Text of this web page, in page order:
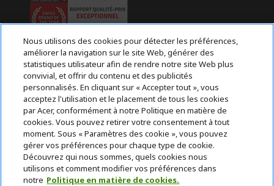
Retour & rétractation
Rétractation du contrat
Livraison
Gratuite
Accompagnement
avant et après-
vente
Paiement
Sécurisé
Nous utilisons des cookies pour détecter les préférences,
améliorer la navigation sur le site Web, générer des
statistiques utilisateur afin de rendre notre site Web plus
convivial, et offrir du contenu et des publicités
personnalisés. En cliquant sur « Accepter tout », vous
acceptez l'utilisation et le placement de tous les cookies
par Acer, conformément à notre Politique en matière de
cookies. Vous pouvez retirer votre consentement à tout
moment. Sous « Paramètres des cookie », vous pouvez
gérer vos préférences pour chaque type de cookie.
Découvrez qui nous sommes, quels cookies nous
utilisons et comment modifier vos préférences dans
notre Politique en matière de cookies.